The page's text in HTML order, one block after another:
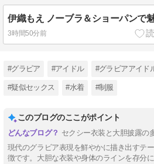
3時間50分前
#グラビア #アイドル #グラビアアイド
#疑似セックス #水着 #制服
このブログのここがポイント
セクシー衣装と大胆披露の
現代のグラビア表現を鮮やかに描き出すテ
徴です。大胆な衣装や身体のラインを存分